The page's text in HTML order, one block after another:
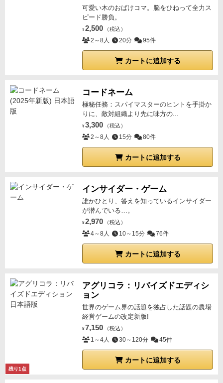
可愛い木のおばけコマ。脳をひねって全力ス
ピード勝負。
¥ 2,500 （税込）
2～8人 20分 95件
カートに追加する
コードネーム
極秘任務：スパイマスターのヒントを手掛か
りに、敵対組織より先に味方の...
¥ 3,300 （税込）
2～8人 15分 80件
カートに追加する
インサイダー・ゲーム
誰かひとり、答えを知っているインサイダー
が潜んでいる…。
¥ 2,970 （税込）
4～8人 10～15分 76件
カートに追加する
残り1点
アグリコラ：リバイズドエディシ
ョン
世界のゲーム界の話題を独占した話題の農場
経営ゲームの改定新版!
¥ 7,150 （税込）
1～4人 30～120分 45件
カートに追加する